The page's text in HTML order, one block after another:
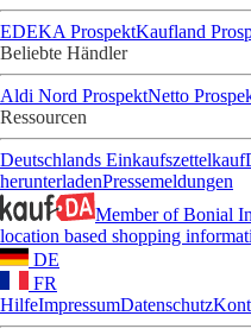
EDEKA ProspektKaufland
Beliebte Händler
Aldi Nord ProspektNetto
Ressourcen
Deutschlands Einkaufszettel
herunterladenPressemeldungen
Member of Bonial
location based shopping
DE
FR
HilfeImpressumDatenschutz